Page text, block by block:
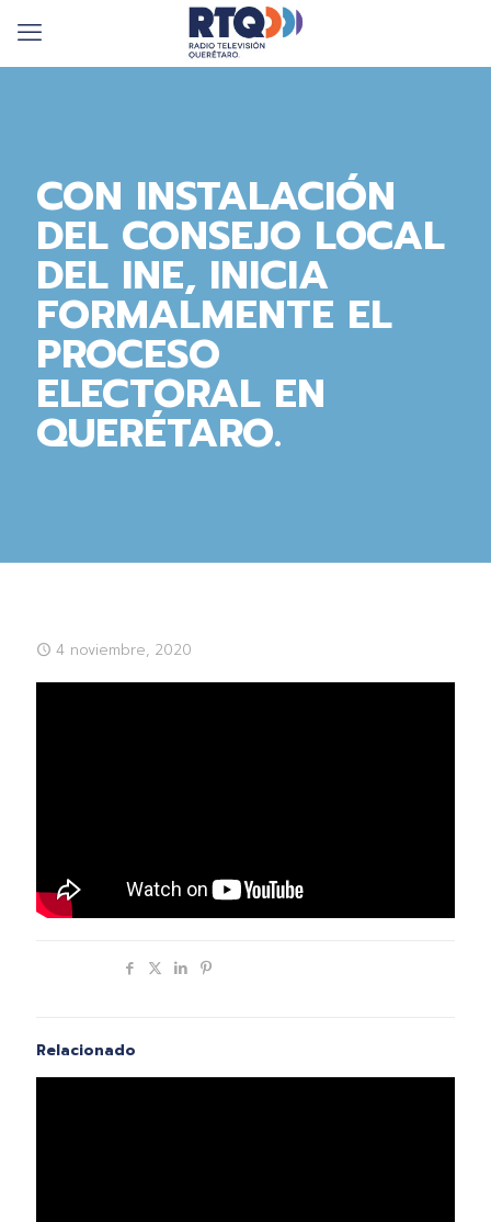
CON INSTALACIÓN
DEL CONSEJO LOCAL
DEL INE, INICIA
FORMALMENTE EL
PROCESO
ELECTORAL EN
QUERÉTARO.
4 noviembre, 2020
Relacionado